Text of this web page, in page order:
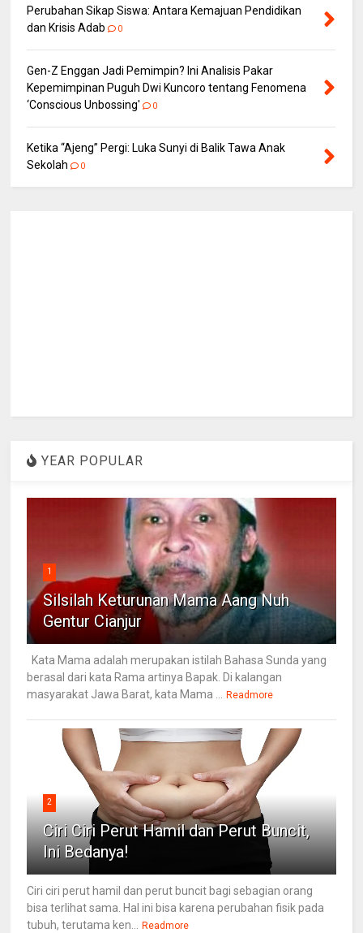
Perubahan Sikap Siswa: Antara Kemajuan Pendidikan
dan Krisis Adab
0
Gen-Z Enggan Jadi Pemimpin? Ini Analisis Pakar
Kepemimpinan Puguh Dwi Kuncoro tentang Fenomena
‘Conscious Unbossing'
0
Ketika “Ajeng” Pergi: Luka Sunyi di Balik Tawa Anak
Sekolah
0
YEAR POPULAR
1
Silsilah Keturunan Mama Aang Nuh
Gentur Cianjur
Kata Mama adalah merupakan istilah Bahasa Sunda yang
berasal dari kata Rama artinya Bapak. Di kalangan
masyarakat Jawa Barat, kata Mama ... Readmore
2
Ciri Ciri Perut Hamil dan Perut Buncit,
Ini Bedanya!
Ciri ciri perut hamil dan perut buncit bagi sebagian orang
bisa terlihat sama. Hal ini bisa karena perubahan fisik pada
tubuh, terutama ken... Readmore